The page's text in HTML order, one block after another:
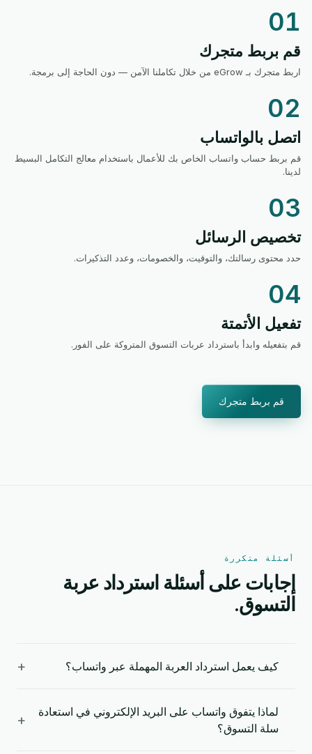
01
قم بربط متجرك
اربط متجرك بـ eGrow من خلال تكاملنا الآمن — دون الحاجة إلى برمجة.
02
اتصل بالواتساب
قم بربط حساب واتساب الخاص بك للأعمال باستخدام معالج التكامل البسيط
لدينا.
03
تخصيص الرسائل
حدد محتوى رسالتك، والتوقيت، والخصومات، وعدد التذكيرات.
04
تفعيل الأتمتة
قم بتفعيله وابدأ باسترداد عربات التسوق المتروكة على الفور.
قم بربط متجرك
أسئلة متكررة
إجابات على أسئلة استرداد عربة
التسوق.
كيف يعمل استرداد العربة المهملة عبر واتساب؟ +
لماذا يتفوق واتساب على البريد الإلكتروني في استعادة
سلة التسوق؟
+